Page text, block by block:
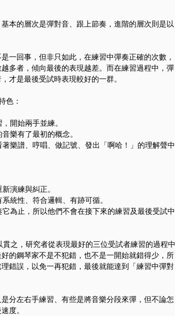
本的層次是彈對音、跟上節奏，進階的層次則是以
一回事，但非只如此，在練習中彈奏正確的次數，
多者，傾向最後的表現越差。而在練習過程中，彈
才是最後受試時表現較好的一群。
色：
開始兩手並練。
樂有了最初的概念。
樂譜、哼唱、做記號、發出「啊哈！」的理解聲中
演練與糾正。
統性、符合邏輯、有跡可循。
為止，所以他們不會在接下來的練習及最後受試中
之，研究者從表現最好的三位受試者練習的過程中
的鋼琴家不是不犯錯，也不是一開始就錯得少，所
錯誤，以免一再犯錯，最後就能達到「練習中彈對
分左右手練習、有些是將音樂分段來彈，但不論怎
度。